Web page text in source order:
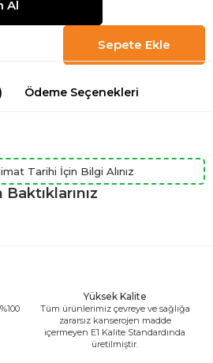
Ödeme Seçenekleri
Tarihi İçin Bilgi Alınız
Baktıklarınız
Yüksek Kalite
Tüm ürünlerimiz çevreye ve sağlığa
zararsız kanserojen madde
içermeyen E1 Kalite Standardında
üretilmiştir.